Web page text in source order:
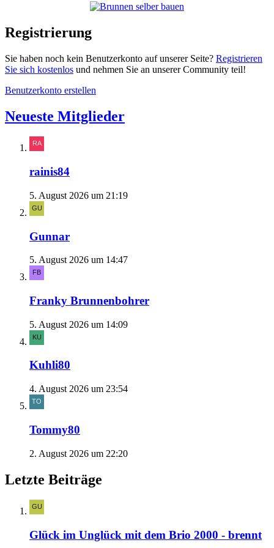
Registrierung
Sie haben noch kein Benutzerkonto auf unserer Seite? Registrieren
Sie sich kostenlos und nehmen Sie an unserer Community teil!
Benutzerkonto erstellen
Neueste Mitglieder
rainis84
5. August 2026 um 21:19
Gunnar
5. August 2026 um 14:47
Franky Brunnenbohrer
5. August 2026 um 14:09
Kuhli80
4. August 2026 um 23:54
Tommy80
2. August 2026 um 22:20
Letzte Beiträge
Glück im Unglück mit dem Brio 2000 - brennt